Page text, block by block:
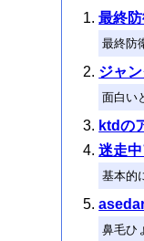
最終
最終防
ジャ
面白い
ktdの
迷走
基本的
鼻毛ひ